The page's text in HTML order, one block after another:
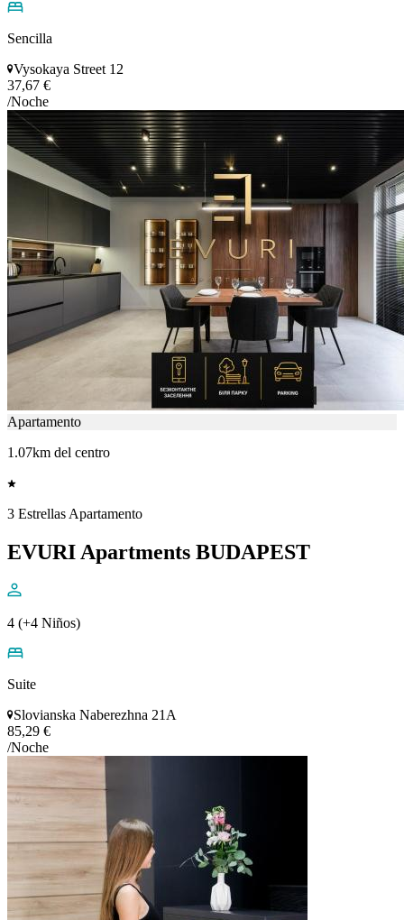
Sencilla
Vysokaya Street 12
37,67 €
/Noche
Apartamento
1.07km del centro
3 Estrellas Apartamento
EVURI Apartments BUDAPEST
4 (+4 Niños)
Suite
Slovianska Naberezhna 21A
85,29 €
/Noche